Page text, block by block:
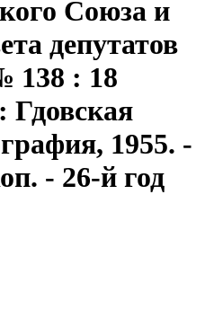
Союза и
депутатов
138 : 18
Гдовская
1955. -
- 26-й год